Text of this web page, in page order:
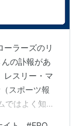
ーラーズのリ
の訃報があ
レスリー・マ
スポーツ報
ではよく知ら